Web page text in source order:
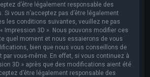
d’être légalement responsable des
vous n’acceptez pas d’être légalement
les conditions suivantes, veuillez ne pas
Impression 3D ». Nous pouvons modifier ces
quel moment et nous essaierons de vous
bien que nous vous conseillons de
par vous-même. En effet, si vous continuez à
3D » après que des modifications aient été
d’être légalement responsable des